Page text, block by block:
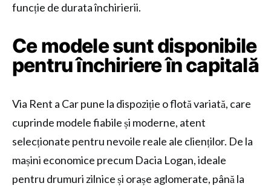
funcție de durata închirierii.
Ce modele sunt disponibile
pentru închiriere în capitală
Via Rent a Car pune la dispoziție o flotă variată, care
cuprinde modele fiabile și moderne, atent
selecționate pentru nevoile reale ale clienților. De la
mașini economice precum Dacia Logan, ideale
pentru drumuri zilnice și orașe aglomerate, până la